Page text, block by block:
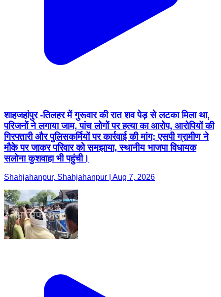
शाहजहांपुर -तिलहर में गुरूवार की रात शव पेड़ से लटका मिला था,
परिजनों ने लगाया जाम, पांच लोगों पर हत्या का आरोप, आरोपियों की
गिरफ्तारी और पुलिसकर्मियों पर कार्रवाई की मांग; एसपी ग्रामीण ने
मौके पर जाकर परिवार को समझाया, स्थानीय भाजपा विधायक
सलोना कुशवाहा भी पहुंची।
Shahjahanpur, Shahjahanpur | Aug 7, 2026